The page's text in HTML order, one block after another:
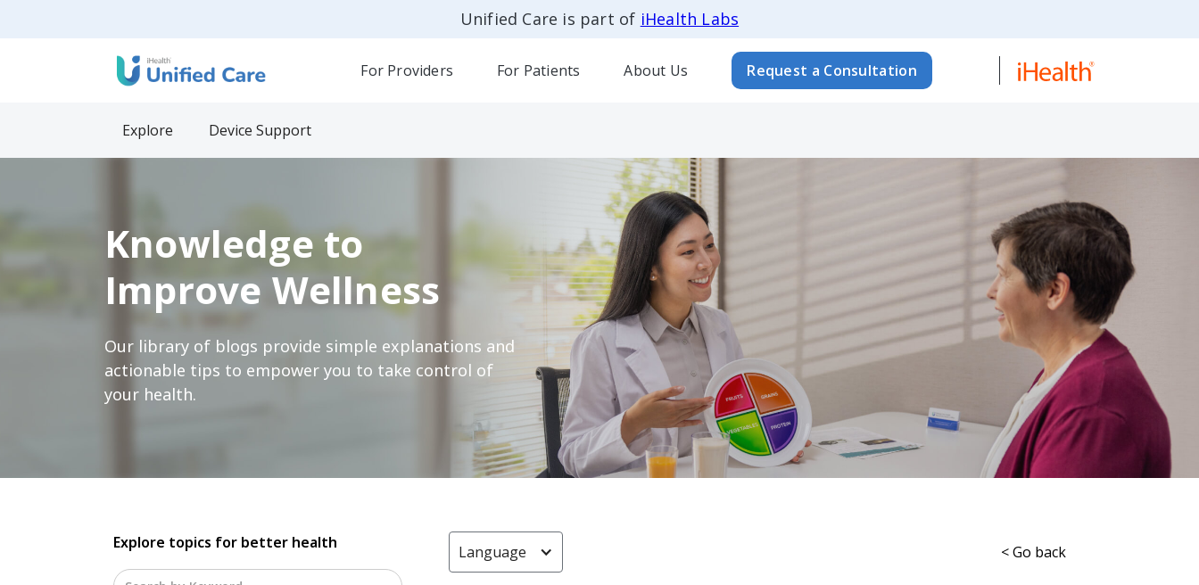
Unified Care is part of iHealth Labs
For Providers For Patients About Us Request a Consultation
Explore Device Support
Knowledge to
Improve Wellness
Our library of blogs provide simple explanations and
actionable tips to empower you to take control of
your health.
Explore topics for better health Language < Go back